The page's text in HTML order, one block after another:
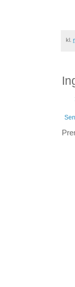
kl.